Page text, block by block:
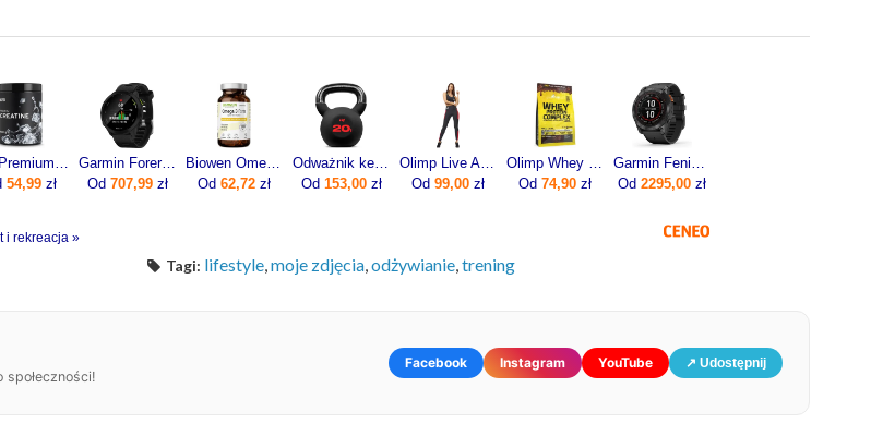
Kfd Premium Creatine 500g
54,99 zł
Garmin Forerunner 55 Czarny (0100256210)
Od 707,99zł
Biowen Omega 3 Forte 90kaps.
Od 62,72 zł
Odważnik kettlebell żeliwny 20kg
Od 153,00zł
Olimp Live And Fight Damskie legginsy Olimp Women’s Leggings Mesh Stripes XS
Od 99,00 zł
Olimp Whey Protein Complex 600g
Od 74,90 zł
Garmin Fenix 7x Pro Solar Szaro-czarny (0100-2778-01)
Od 2295,00 zł
i rekreacja »
Tagi: lifestyle,moje zdjęcia,odżywianie,trening
społeczności!
Facebook Instagram YouTube ↗ Udostępnij